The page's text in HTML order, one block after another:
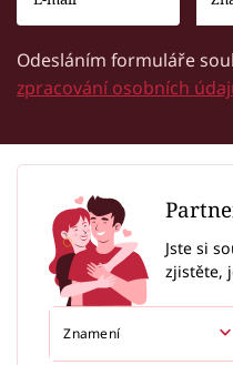
Odesláním formuláře
zpracování osobních
Jste si
zjistěte,